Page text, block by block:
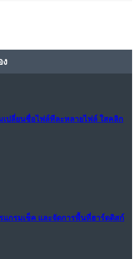
ง
เปลี่ยนชื่อไฟล์ทีละหลายไฟล์ ใสคลิก
รแกรมเช็ค และจัดการพื้นที่ฮาร์ดดิสก์